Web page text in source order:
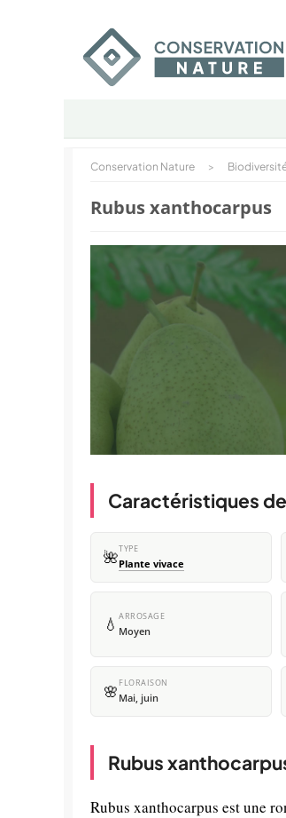
Conservation Nature >
Rubus xanthocarpus
Caractéristiques
🌺TYPE
Plante vivace
💧 ARROSAGE
Moyen
🌸 FLORAISON
Mai, juin
Rubus
Rubus xanthocarpus est une